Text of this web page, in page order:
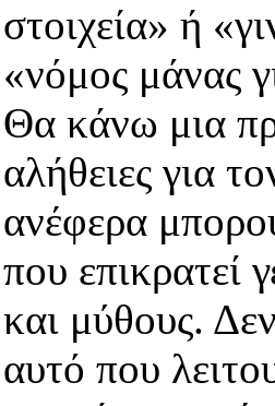
στοιχεία» ή
«νόμος μάνας
Θα κάνω μια
αλήθειες για
ανέφερα
που επικρατεί
και μύθους.
αυτό που